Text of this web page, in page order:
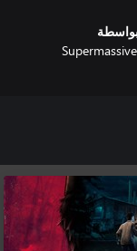
the unknown, and
at the wider world
Filled with spine-
entitlements to both